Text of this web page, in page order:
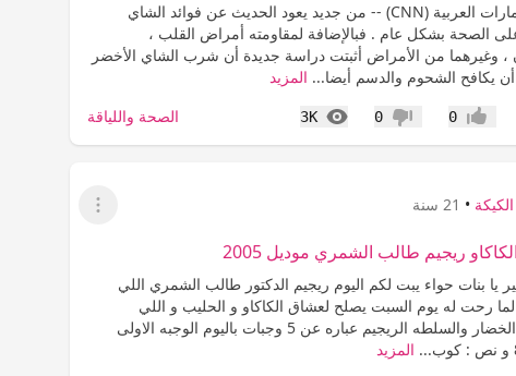
دبي ، الإمارات العربية (CNN) -- من جديد يعود الحديث عن فوائد الشاي
الصحة بشكل عام . فبالإضافة لمقاومته أمراض القلب ،
، وغيرهما من الأمراض أثبتت دراسة جديدة أن شرب الشاي الأخضر
يكافح الشحوم والدسم أيضا... المزيد
إعجاب0 عدم إعجاب
0
3K
المشاهدات الصحة واللياقة
الكيكة • 21 سنة
عرض القائمة
ريجيم طالب الشمري موديل 2005
يا بنات حواء يبت لكم اليوم ريجيم الدكتور طالب الشمري اللي
لما رحت له يوم السبت يصلح لعشاق الكاكاو و الحليب و اللي
مايحبون الخضار والسلطه الريجيم عباره عن 5 وجبات باليوم الوجبه الاولى
المزيد